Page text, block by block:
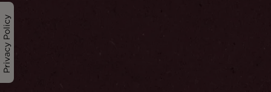
Privacy Policy